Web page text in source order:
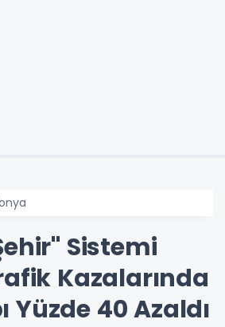
Sistemi
Kazalarında
Yüzde 40 Azaldı